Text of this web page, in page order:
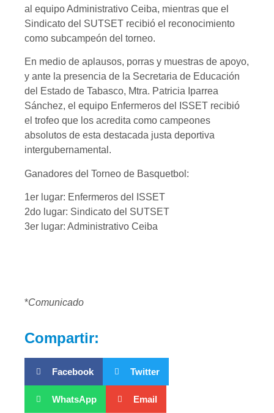
al equipo Administrativo Ceiba, mientras que el
Sindicato del SUTSET recibió el reconocimiento
como subcampeón del torneo.
En medio de aplausos, porras y muestras de apoyo,
y ante la presencia de la Secretaria de Educación
del Estado de Tabasco, Mtra. Patricia Iparrea
Sánchez, el equipo Enfermeros del ISSET recibió
el trofeo que los acredita como campeones
absolutos de esta destacada justa deportiva
intergubernamental.
Ganadores del Torneo de Basquetbol:
1er lugar: Enfermeros del ISSET
2do lugar: Sindicato del SUTSET
3er lugar: Administrativo Ceiba
*Comunicado
Compartir:
Facebook Twitter
WhatsApp Email